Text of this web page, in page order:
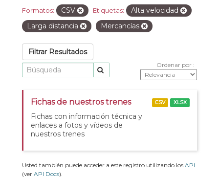
Formatos: CSV Etiquetas:
Alta velocidad
Larga distancia
Mercancías
Filtrar Resultados
Ordenar por
Fichas de nuestros trenes
Fichas con información técnica y
enlaces a fotos y vídeos de
nuestros trenes
CSV XLSX
Usted también puede acceder a este registro utilizando los API
(ver API Docs).